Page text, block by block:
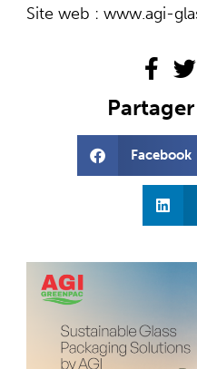
Site web : www.agi-
Facebook